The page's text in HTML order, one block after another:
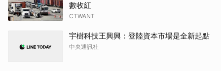
數收紅
CTWANT
宇樹科技王興興：登陸資本市場是全新起點
中央通訊社